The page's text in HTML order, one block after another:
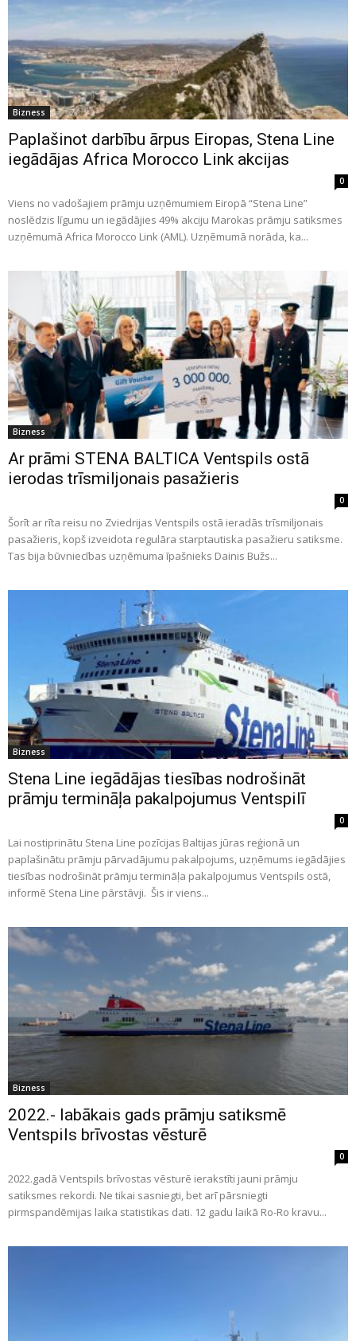
Bizness
Paplašinot darbību ārpus Eiropas, Stena Line
iegādājas Africa Morocco Link akcijas
0
Viens no vadošajiem prāmju uzņēmumiem Eiropā “Stena Line”
noslēdzis līgumu un iegādājies 49% akciju Marokas prāmju satiksmes
uzņēmumā Africa Morocco Link (AML). Uzņēmumā norāda, ka...
Bizness
Ar prāmi STENA BALTICA Ventspils ostā
ierodas trīsmiljonais pasažieris
0
Šorīt ar rīta reisu no Zviedrijas Ventspils ostā ieradās trīsmiljonais
pasažieris, kopš izveidota regulāra starptautiska pasažieru satiksme.
Tas bija būvniecības uzņēmuma īpašnieks Dainis Bužs...
Bizness
Stena Line iegādājas tiesības nodrošināt
prāmju termināļa pakalpojumus Ventspilī
0
Lai nostiprinātu Stena Line pozīcijas Baltijas jūras reģionā un
paplašinātu prāmju pārvadājumu pakalpojums, uzņēmums iegādājies
tiesības nodrošināt prāmju termināļa pakalpojumus Ventspils ostā,
informē Stena Line pārstāvji. Šis ir viens...
Bizness
2022.- labākais gads prāmju satiksmē
Ventspils brīvostas vēsturē
0
2022.gadā Ventspils brīvostas vēsturē ierakstīti jauni prāmju
satiksmes rekordi. Ne tikai sasniegti, bet arī pārsniegti
pirmspandēmijas laika statistikas dati. 12 gadu laikā Ro-Ro kravu...